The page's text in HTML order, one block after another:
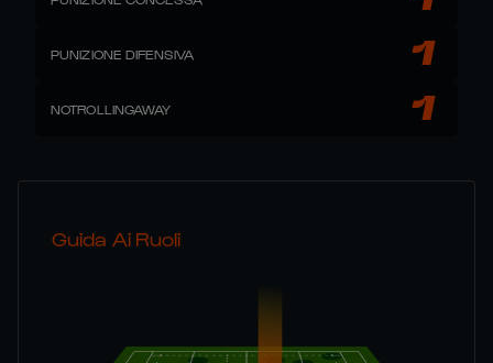
PUNIZIONE DIFENSIVA 1
NOTROLLINGAWAY 1
Guida Ai Ruoli